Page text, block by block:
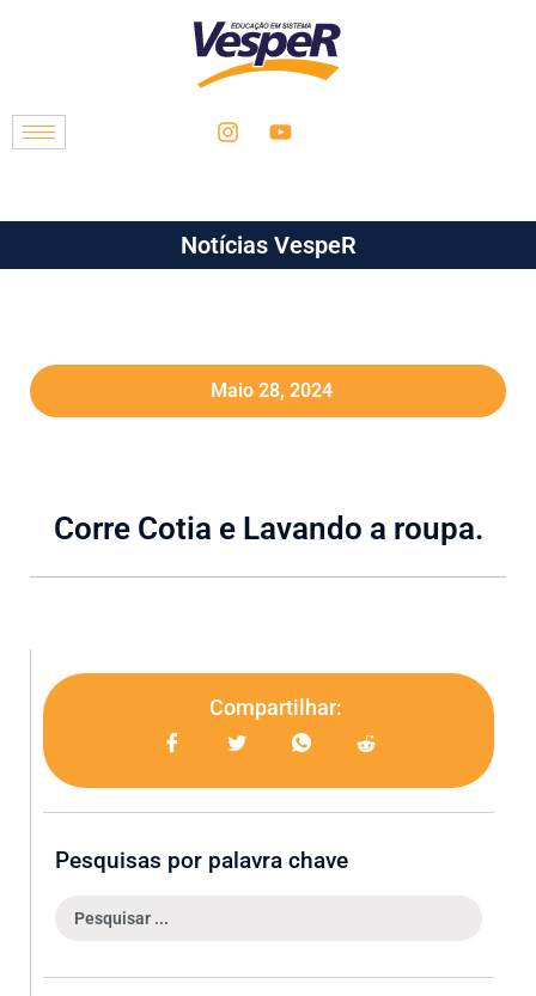
Notícias VespeR
Maio 28, 2024
Corre Cotia e Lavando a roupa.
Compartilhar:
Pesquisas por palavra chave